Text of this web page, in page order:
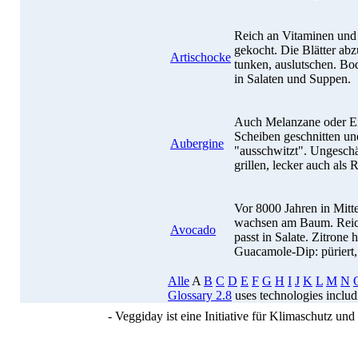
Artischocke
Reich an Vitaminen
gekocht. Die Blätter
tunken, auslutschen.
in Salaten und Suppen.
Aubergine
Auch Melanzane oder
Scheiben geschnitten
"ausschwitzt".
grillen, lecker auch als
Avocado
Vor 8000 Jahren in
wachsen am Baum.
passt in Salate. Zitrone
Guacamole-Dip:
Alle A B C D E F G H I J K L M N
Glossary 2.8 uses technologies
- Veggiday ist eine Initiative für Klimaschutz